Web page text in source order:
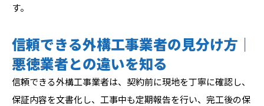
す。
信頼できる外構工事業者の見分け方｜
悪徳業者との違いを知る
信頼できる外構工事業者は、契約前に現地を丁寧に確認し、
保証内容を文書化し、工事中も定期報告を行い、完工後の保